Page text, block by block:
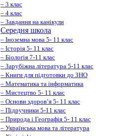
– 3 клас
– 4 клас
– Завдання на канікули
Середня школа
– Іноземна мова 5- 11 клас
– Історія 5- 11 клас
– Біологія 7-11 клас
– Зарубіжна література 5-11 клас
– Книги для підготовки до ЗНО
– Математика та інформатика
– Мистецтво 5- 11 клас
– Основи здоров’я 5- 11 клас
– Підручники 5-11 клас
– Природа і Географія 5- 11 клас
– Українська мова та література